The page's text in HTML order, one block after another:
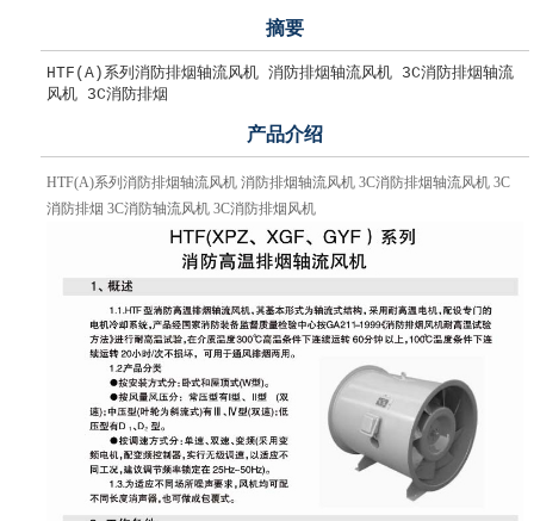
摘要
HTF(A)系列消防排烟轴流风机 消防排烟轴流风机 3C消防排烟轴流
风机 3C消防排烟
产品介绍
HTF(A)系列消防排烟轴流风机 消防排烟轴流风机 3C消防排烟轴流风机 3C
消防排烟 3C消防轴流风机 3C消防排烟风机